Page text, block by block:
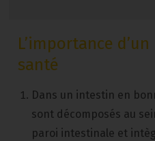
L’importance
santé
Dans un intestin en
sont décomposés au
paroi intestinale et